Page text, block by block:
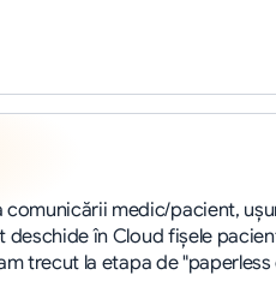
comunicării medic/pacient,
deschide în Cloud fişele
trecut la etapa de